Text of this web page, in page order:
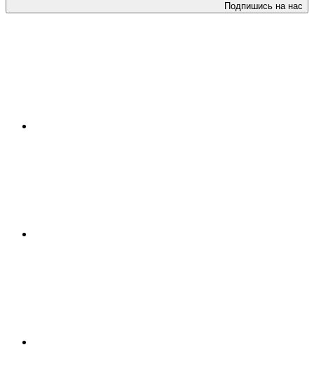
Подпишись на нас